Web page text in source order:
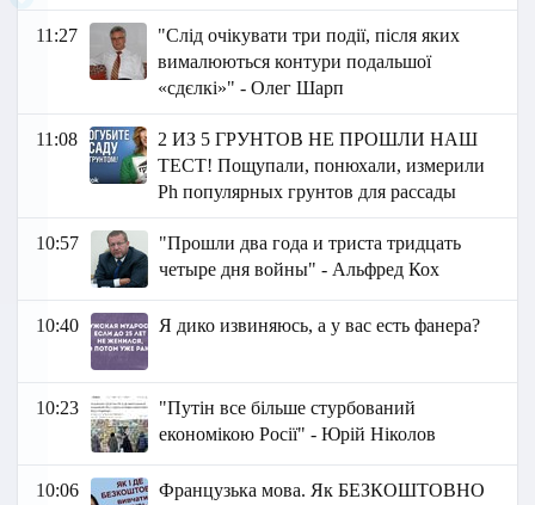
11:27
"Слід очікувати три події, після яких
вималюються контури подальшої
«сдєлкі»" - Олег Шарп
11:08
2 ИЗ 5 ГРУНТОВ НЕ ПРОШЛИ НАШ
ТЕСТ! Пощупали, понюхали, измерили
Ph популярных грунтов для рассады
10:57
"Прошли два года и триста тридцать
четыре дня войны" - Альфред Кох
10:40 Я дико извиняюсь, а у вас есть фанера?
10:23
"Путін все більше стурбований
економікою Росії" - Юрій Ніколов
10:06
Французька мова. Як БЕЗКОШТОВНО